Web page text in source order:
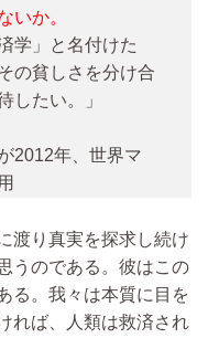
いか。
学」と名付けた
の貧しさを分け合
したい。」
2012年、世界マ
渡り真実を探求し続け
うのである。彼はこの
る。我々は本質に目を
れば、人類は救済され